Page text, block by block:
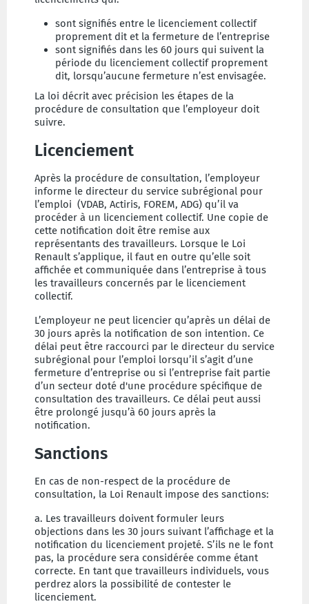
sont signifiés entre le licenciement collectif
proprement dit et la fermeture de l’entreprise
sont signifiés dans les 60 jours qui suivent la
période du licenciement collectif proprement
dit, lorsqu’aucune fermeture n’est envisagée.
La loi décrit avec précision les étapes de la
procédure de consultation que l’employeur doit
suivre.
Licenciement
Après la procédure de consultation, l’employeur
informe le directeur du service subrégional pour
l’emploi (VDAB, Actiris, FOREM, ADG) qu’il va
procéder à un licenciement collectif. Une copie de
cette notification doit être remise aux
représentants des travailleurs. Lorsque le Loi
Renault s’applique, il faut en outre qu’elle soit
affichée et communiquée dans l’entreprise à tous
les travailleurs concernés par le licenciement
collectif.
L’employeur ne peut licencier qu’après un délai de
30 jours après la notification de son intention. Ce
délai peut être raccourci par le directeur du service
subrégional pour l’emploi lorsqu’il s’agit d’une
fermeture d’entreprise ou si l’entreprise fait partie
d’un secteur doté d'une procédure spécifique de
consultation des travailleurs. Ce délai peut aussi
être prolongé jusqu’à 60 jours après la
notification.
Sanctions
En cas de non-respect de la procédure de
consultation, la Loi Renault impose des sanctions:
a. Les travailleurs doivent formuler leurs
objections dans les 30 jours suivant l’affichage et la
notification du licenciement projeté. S’ils ne le font
pas, la procédure sera considérée comme étant
correcte. En tant que travailleurs individuels, vous
perdrez alors la possibilité de contester le
licenciement.